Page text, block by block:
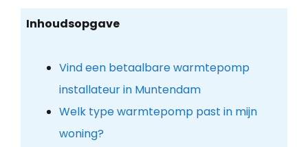
Inhoudsopgave
Vind een betaalbare warmtepomp
installateur in Muntendam
Welk type warmtepomp past in mijn
woning?